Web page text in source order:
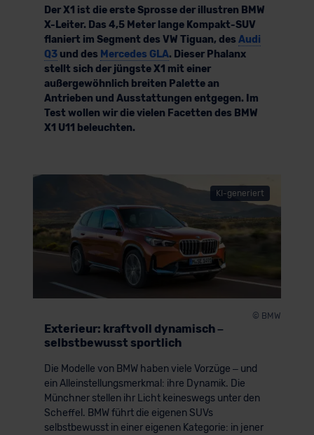
Der X1 ist die erste Sprosse der illustren BMW
X-Leiter. Das 4,5 Meter lange Kompakt-SUV
flaniert im Segment des VW Tiguan, des Audi
Q3und des Mercedes GLA. Dieser Phalanx
stellt sich der jüngste X1 mit einer
außergewöhnlich breiten Palette an
Antrieben und Ausstattungen entgegen. Im
Test wollen wir die vielen Facetten des BMW
X1 U11 beleuchten.
KI-generiert
© BMW
Exterieur: kraftvoll dynamisch –
selbstbewusst sportlich
Die Modelle von BMW haben viele Vorzüge – und
ein Alleinstellungsmerkmal: ihre Dynamik. Die
Münchner stellen ihr Licht keineswegs unter den
Scheffel. BMW führt die eigenen SUVs
selbstbewusst in einer eigenen Kategorie: in jener